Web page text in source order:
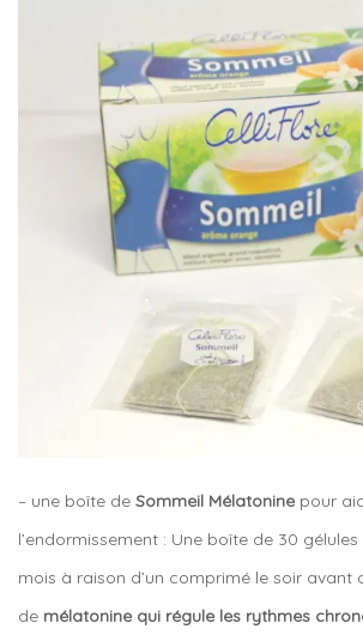
– une boîte de Sommeil Mélatonine pour
l’endormissement : Une boîte de 30 gélules
mois à raison d’un comprimé le soir avant
de mélatonine qui régule les rythmes